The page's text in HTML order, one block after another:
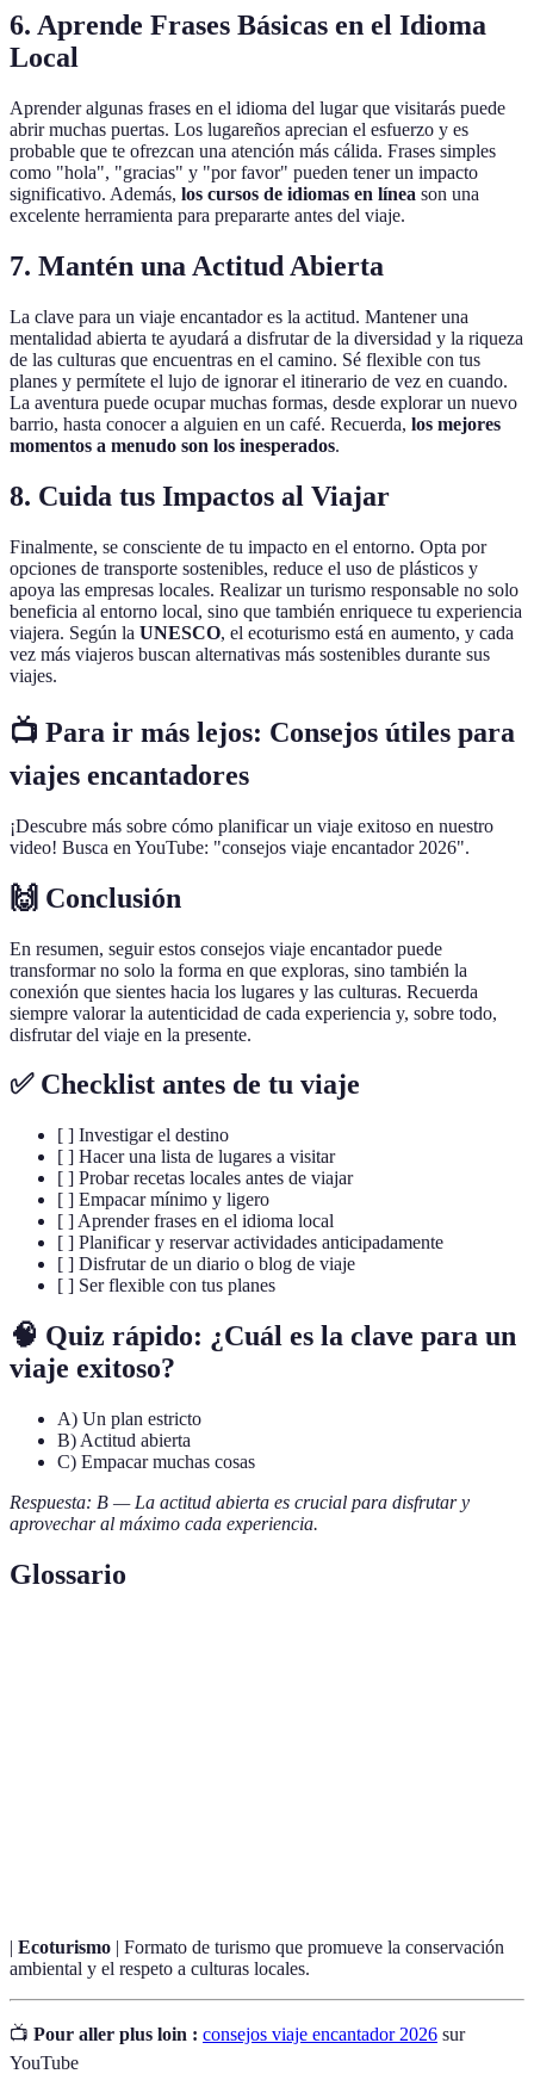
6. Aprende Frases Básicas en el Idioma
Local
Aprender algunas frases en el idioma del lugar que visitarás puede
abrir muchas puertas. Los lugareños aprecian el esfuerzo y es
probable que te ofrezcan una atención más cálida. Frases simples
como "hola", "gracias" y "por favor" pueden tener un impacto
significativo. Además, los cursos de idiomas en línea son una
excelente herramienta para prepararte antes del viaje.
7. Mantén una Actitud Abierta
La clave para un viaje encantador es la actitud. Mantener una
mentalidad abierta te ayudará a disfrutar de la diversidad y la riqueza
de las culturas que encuentras en el camino. Sé flexible con tus
planes y permítete el lujo de ignorar el itinerario de vez en cuando.
La aventura puede ocupar muchas formas, desde explorar un nuevo
barrio, hasta conocer a alguien en un café. Recuerda, los mejores
momentos a menudo son los inesperados.
8. Cuida tus Impactos al Viajar
Finalmente, se consciente de tu impacto en el entorno. Opta por
opciones de transporte sostenibles, reduce el uso de plásticos y
apoya las empresas locales. Realizar un turismo responsable no solo
beneficia al entorno local, sino que también enriquece tu experiencia
viajera. Según la UNESCO, el ecoturismo está en aumento, y cada
vez más viajeros buscan alternativas más sostenibles durante sus
viajes.
📺 Para ir más lejos: Consejos útiles para
viajes encantadores
¡Descubre más sobre cómo planificar un viaje exitoso en nuestro
video! Busca en YouTube: "consejos viaje encantador 2026".
🙌 Conclusión
En resumen, seguir estos consejos viaje encantador puede
transformar no solo la forma en que exploras, sino también la
conexión que sientes hacia los lugares y las culturas. Recuerda
siempre valorar la autenticidad de cada experiencia y, sobre todo,
disfrutar del viaje en la presente.
✅ Checklist antes de tu viaje
[ ] Investigar el destino
[ ] Hacer una lista de lugares a visitar
[ ] Probar recetas locales antes de viajar
[ ] Empacar mínimo y ligero
[ ] Aprender frases en el idioma local
[ ] Planificar y reservar actividades anticipadamente
[ ] Disfrutar de un diario o blog de viaje
[ ] Ser flexible con tus planes
🧠 Quiz rápido: ¿Cuál es la clave para un
viaje exitoso?
A) Un plan estricto
B) Actitud abierta
C) Empacar muchas cosas
Respuesta: B — La actitud abierta es crucial para disfrutar y
aprovechar al máximo cada experiencia.
Glossario
| Ecoturismo | Formato de turismo que promueve la conservación
ambiental y el respeto a culturas locales.
📺 Pour aller plus loin : consejos viaje encantador 2026 sur
YouTube